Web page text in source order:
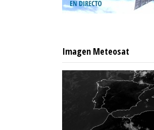
Imagen Meteosat